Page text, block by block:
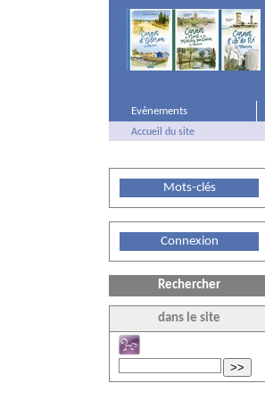
Evènements
Accueil du site
Mots-clés
Connexion
Rechercher
dans le site
>>